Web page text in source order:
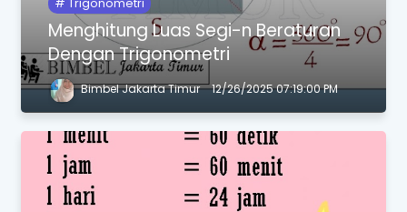
Trigonometri
Menghitung Luas Segi-n Beraturan
Dengan Trigonometri
Bimbel Jakarta Timur 12/26/2025 07:19:00 PM